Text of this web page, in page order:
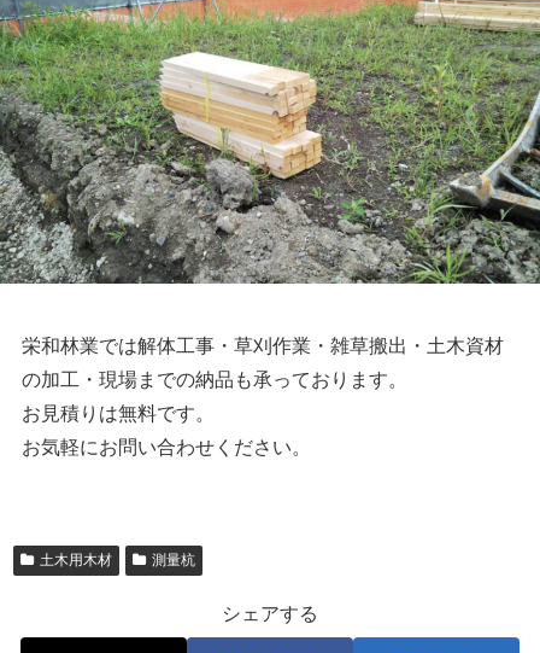
栄和林業では解体工事・草刈作業・雑草搬出・土木資材
の加工・現場までの納品も承っております。
お見積りは無料です。
お気軽にお問い合わせください。
土木用木材 測量杭
シェアする